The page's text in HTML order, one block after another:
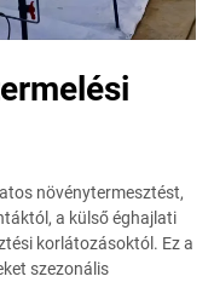
növénytermesztést,
a külső éghajlati
korlátozásoktól. Ez a
szezonális